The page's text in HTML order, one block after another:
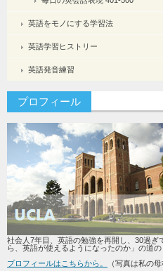
英語をモノにする学習法
英語学習ヒストリー
英語発音練習
プロフィール
社会人7年目、英語の勉強を再開し、30過
ら、英語が使えるようになったのか」の道の
プロフィールはこちらから。
（写真は私の